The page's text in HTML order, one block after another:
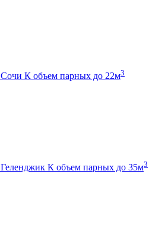
Сочи К объем парных до 22м3
Геленджик К объем парных до 35м3